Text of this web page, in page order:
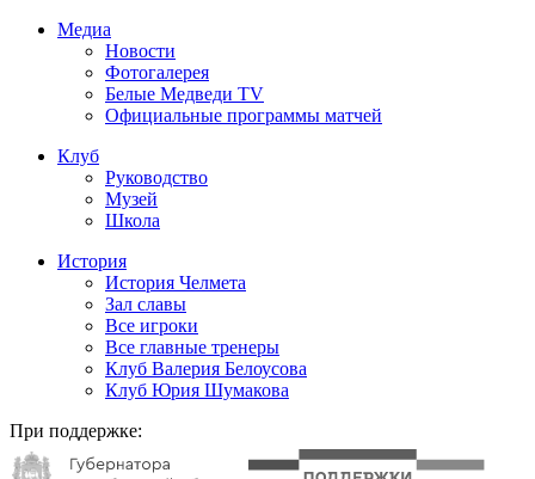
Медиа
Новости
Фотогалерея
Белые Медведи TV
Официальные программы матчей
Клуб
Руководство
Музей
Школа
История
История Челмета
Зал славы
Все игроки
Все главные тренеры
Клуб Валерия Белоусова
Клуб Юрия Шумакова
При поддержке: